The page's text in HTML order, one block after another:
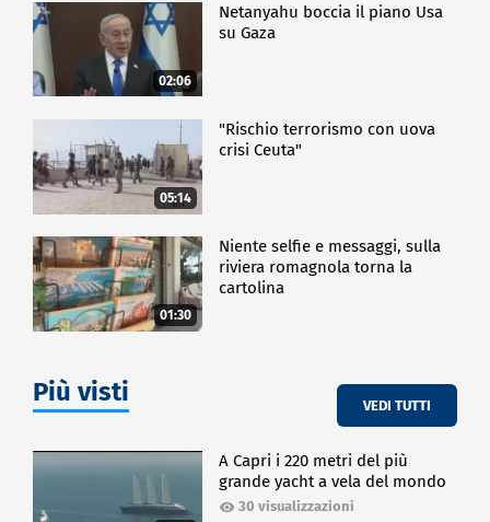
02:06
Netanyahu boccia il piano Usa
su Gaza
05:14
"Rischio terrorismo con uova
crisi Ceuta"
01:30
Niente selfie e messaggi, sulla
riviera romagnola torna la
cartolina
Più visti VEDI TUTTI
A Capri i 220 metri del più
grande yacht a vela del mondo
30 visualizzazioni